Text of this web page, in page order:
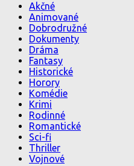
Akčné
Animované
Dobrodružné
Dokumenty
Dráma
Fantasy
Historické
Horory
Komédie
Krimi
Rodinné
Romantické
Sci-fi
Thriller
Vojnové